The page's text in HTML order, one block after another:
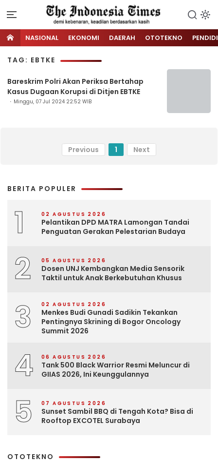
NASIONAL EKONOMI DAERAH OTOTEKNO
TAG: EBTKE
Bareskrim Polri Akan Periksa Bertahap
Kasus Dugaan Korupsi di Ditjen EBTKE
Minggu, 07 Jul 2024 22:52 WIB
Previous 1 Next
BERITA POPULER
1 02 AGUSTUS 2026
Pelantikan DPD MATRA Lamongan Tandai
Penguatan Gerakan Pelestarian Budaya
2 05 AGUSTUS 2026
Dosen UNJ Kembangkan Media Sensorik
Taktil untuk Anak Berkebutuhan Khusus
3 02 AGUSTUS 2026
Menkes Budi Gunadi Sadikin Tekankan
Pentingnya Skrining di Bogor Oncology
Summit 2026
4 06 AGUSTUS 2026
Tank 500 Black Warrior Resmi Meluncur di
GIIAS 2026, Ini Keunggulannya
5 07 AGUSTUS 2026
Sunset Sambil BBQ di Tengah Kota? Bisa di
Rooftop EXCOTEL Surabaya
OTOTEKNO